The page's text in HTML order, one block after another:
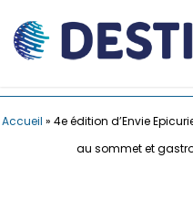
Accueil » 4e édition d’Envie
au sommet et